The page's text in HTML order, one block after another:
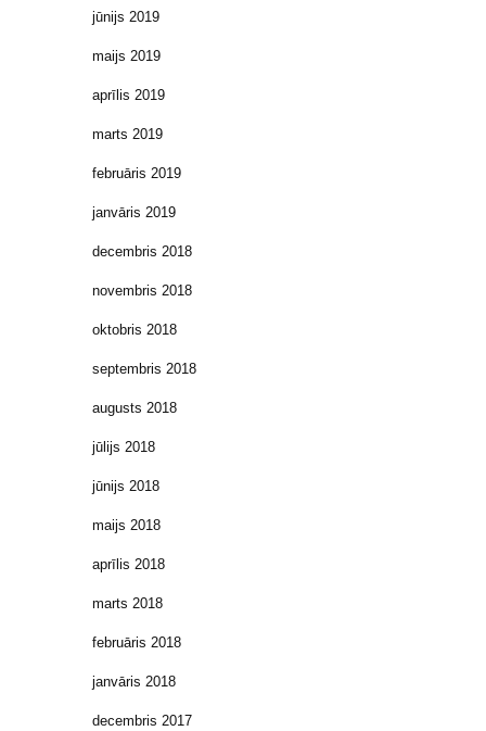
jūnijs 2019
maijs 2019
aprīlis 2019
marts 2019
februāris 2019
janvāris 2019
decembris 2018
novembris 2018
oktobris 2018
septembris 2018
augusts 2018
jūlijs 2018
jūnijs 2018
maijs 2018
aprīlis 2018
marts 2018
februāris 2018
janvāris 2018
decembris 2017